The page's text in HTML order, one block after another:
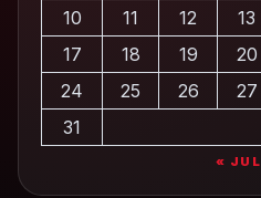
10
11 12 13
17
18 19 20
24
25 26 27
31
« JUL